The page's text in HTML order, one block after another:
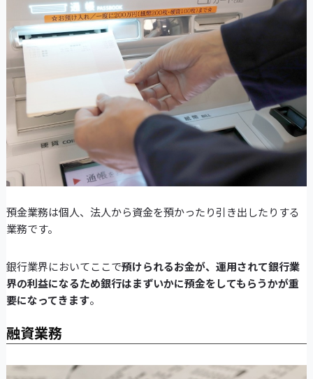
預金業務は個人、法人から資金を預かったり引き出したりする
業務です。
銀行業界においてここで預けられるお金が、運用されて銀行業
界の利益になるため銀行はまずいかに預金をしてもらうかが重
要になってきます。
融資業務